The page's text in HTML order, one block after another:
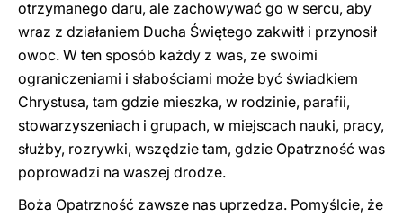
otrzymanego daru, ale zachowywać go w sercu, aby
wraz z działaniem Ducha Świętego zakwitł i przynosił
owoc. W ten sposób każdy z was, ze swoimi
ograniczeniami i słabościami może być świadkiem
Chrystusa, tam gdzie mieszka, w rodzinie, parafii,
stowarzyszeniach i grupach, w miejscach nauki, pracy,
służby, rozrywki, wszędzie tam, gdzie Opatrzność was
poprowadzi na waszej drodze.
Boża Opatrzność zawsze nas uprzedza. Pomyślcie, że